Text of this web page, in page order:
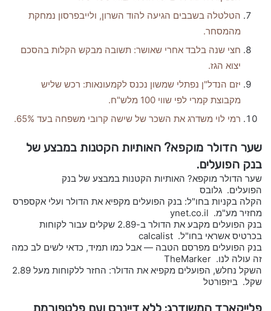
הטלטלה בשבבים הגיעה להוד השרון, ולייבפרסון נמחקת
מהמסחר.
חצי שנה בלבד אחרי שאושר: תשובה מבקש הקלות בהסכם
יצוא הגז.
יזם הנדל"ן נפתלי שמשון נכנס לקמעונאות: רכש שליש
מקבוצת קמרי לפי שווי 100 מלש"ח.
רמי לוי משדרג את השכר של שישה קרובי משפחה בעד 65%.
שער הדולר מוקפא? האותיות הקטנות במבצע של
בנק הפועלים.
שער הדולר מוקפא? האותיות הקטנות במבצע של בנק
הפועלים. גלובס
הקלה בקניות בחו"ל: בנק הפועלים מקפיא את הדולר ועלי אקספרס
מחזיר מע"מ. ynet.co.il
בנק הפועלים מקבע את הדולר ב-2.89 שקלים עבור לקוחות
בכרטיס אשראי בחו"ל. calcalist
בנק הפועלים מפרסם הטבה — אבל כמו תמיד, כדאי לשים לב כמה
זה עולה לנו. TheMarker
השקל נחלש, הפועלים מקפיא את הדולר: החזר ללקוחות מעל 2.89
שקל. ביזפורטל